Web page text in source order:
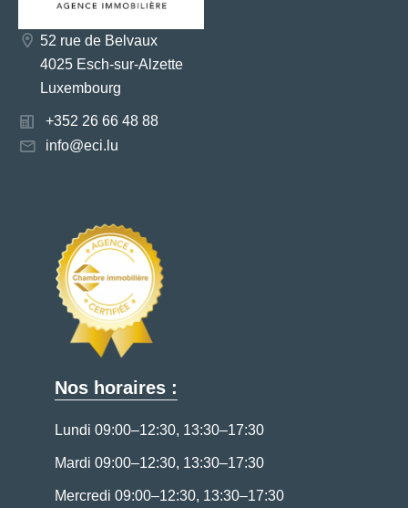
52 rue de Belvaux
4025 Esch-sur-Alzette
Luxembourg
+352 26 66 48 88
info@eci.lu
Nos horaires :
Lundi 09:00–12:30, 13:30–17:30
Mardi 09:00–12:30, 13:30–17:30
Mercredi 09:00–12:30, 13:30–17:30